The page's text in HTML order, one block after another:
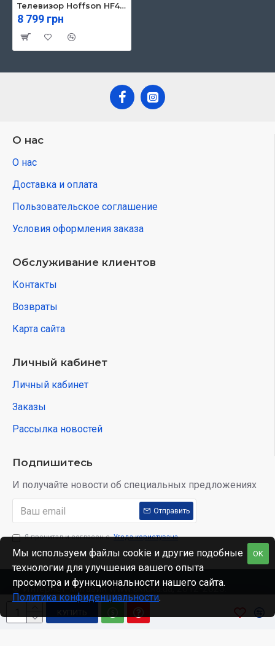
КУПИТЬ
Телевизор Hoffson HF42FHD24S
8 799 грн
О нас
О нас
Доставка и оплата
Пользовательское соглашение
Условия оформления заказа
Обслуживание клиентов
Контакты
Возвраты
Карта сайта
Личный кабинет
Личный кабинет
Заказы
Рассылка новостей
Подпишитесь
И получайте новости об специальных предложениях
Отправить
Я прочитал и согласен с Угода користувача
© Интернет-магазин www.skidka.ua, 2012-2025.
OK
Мы используем файлы cookie и другие подобные
технологии для улучшения вашего опыта
просмотра и функциональности нашего сайта.
Политика конфиденциальности.